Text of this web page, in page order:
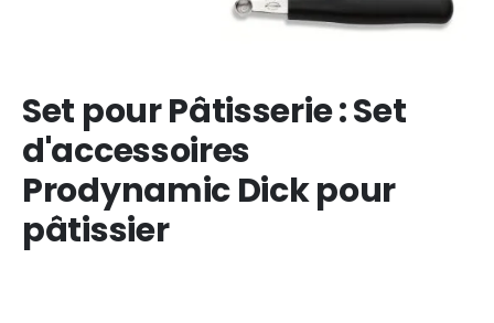
Set pour Pâtisserie : Set
d'accessoires
Prodynamic Dick pour
pâtissier